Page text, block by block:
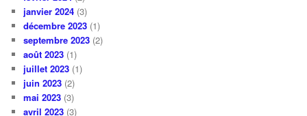
janvier 2024 (3)
décembre 2023 (1)
septembre 2023 (2)
août 2023 (1)
juillet 2023 (1)
juin 2023 (2)
mai 2023 (3)
avril 2023 (3)